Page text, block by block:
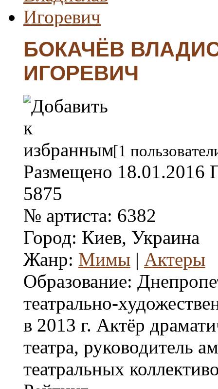
БОКАЧЁВ
ИГОРЕВИЧ
[1
Размещено 18.01.2016
5875
№ артиста: 6382
Город: Киев, Украина
Жанр: Мимы | Актеры
Образование:
театрально-
в 2013 г. Актёр
театра, руководитель
театральных